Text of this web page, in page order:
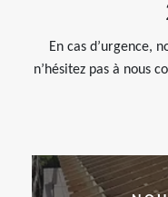
En cas d’urgence,
n’hésitez pas à nous